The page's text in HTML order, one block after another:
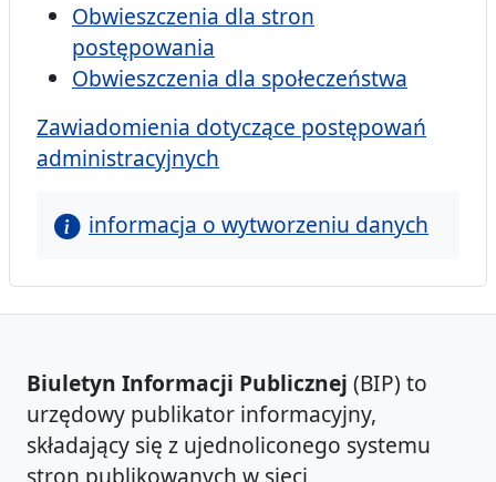
Obwieszczenia dla stron
postępowania
Obwieszczenia dla społeczeństwa
Zawiadomienia dotyczące postępowań
administracyjnych
informacja o wytworzeniu danych
Biuletyn Informacji Publicznej (BIP) to
urzędowy publikator informacyjny,
składający się z ujednoliconego systemu